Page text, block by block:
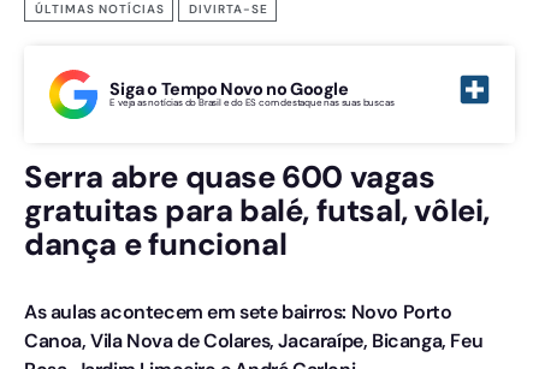
ÚLTIMAS NOTÍCIAS DIVIRTA-SE
Siga o Tempo Novo no Google
E veja as notícias do Brasil e do ES com destaque nas suas buscas
Serra abre quase 600 vagas
gratuitas para balé, futsal, vôlei,
dança e funcional
As aulas acontecem em sete bairros: Novo Porto
Canoa, Vila Nova de Colares, Jacaraípe, Bicanga, Feu